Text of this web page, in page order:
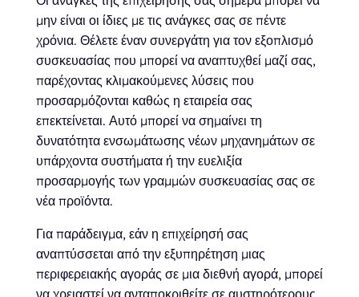
μην είναι οι ίδιες με τις ανάγκες σας σε πέντε
χρόνια. Θέλετε έναν συνεργάτη για τον εξοπλισμό
συσκευασίας που μπορεί να αναπτυχθεί μαζί σας,
παρέχοντας κλιμακούμενες λύσεις που
προσαρμόζονται καθώς η εταιρεία σας
επεκτείνεται. Αυτό μπορεί να σημαίνει τη
δυνατότητα ενσωμάτωσης νέων μηχανημάτων σε
υπάρχοντα συστήματα ή την ευελιξία
προσαρμογής των γραμμών συσκευασίας σας σε
νέα προϊόντα.
Για παράδειγμα, εάν η επιχείρησή σας
αναπτύσσεται από την εξυπηρέτηση μιας
περιφερειακής αγοράς σε μια διεθνή αγορά, μπορεί
να χρειαστεί να ανταποκριθείτε σε αυστηρότερους